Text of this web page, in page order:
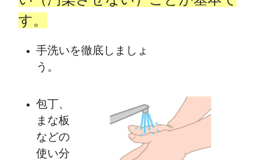
す。
手洗いを徹底しましょ
う。
包丁、
まな板
などの
使い分